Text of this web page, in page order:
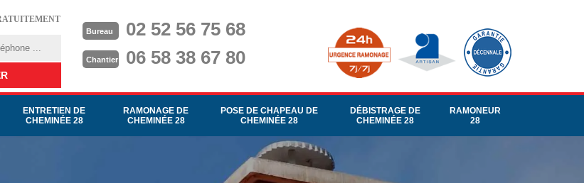
Bureau 02 52 56 75 68
Chantier 06 58 38 67 80
ENTRETIEN DE
CHEMINÉE 28
RAMONAGE DE
CHEMINÉE 28
POSE DE CHAPEAU DE
CHEMINÉE 28
DÉBISTRAGE DE
CHEMINÉE 28
RAMONEUR
28